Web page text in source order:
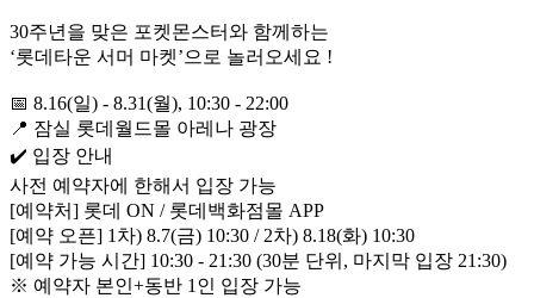
30주년을 맞은 포켓몬스터와 함께하는
‘롯데타운 서머 마켓’으로 놀러오세요 !
📅 8.16(일) - 8.31(월), 10:30 - 22:00
📍 잠실 롯데월드몰 아레나 광장
✔️ 입장 안내
사전 예약자에 한해서 입장 가능
[예약처] 롯데 ON / 롯데백화점몰 APP
[예약 오픈] 1차) 8.7(금) 10:30 / 2차) 8.18(화) 10:30
[예약 가능 시간] 10:30 - 21:30 (30분 단위, 마지막 입장 21:30)
※ 예약자 본인+동반 1인 입장 가능